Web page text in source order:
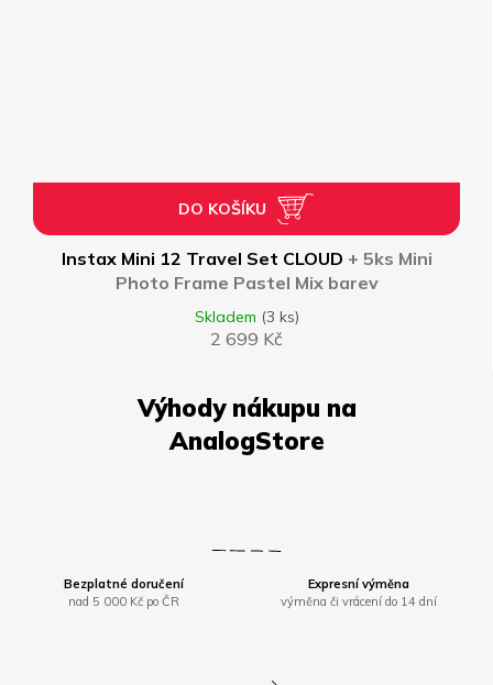
Bezplatné doručení
nad 5 000 Kč po ČR
Expresní výměna
výměna či vrácení do 14 dní
Instax Mini 12 Travel Set CLOUD + 5ks Mini
Photo Frame Pastel Mix barev
Skladem (3 ks)
2 699 Kč
DO KOŠÍKU